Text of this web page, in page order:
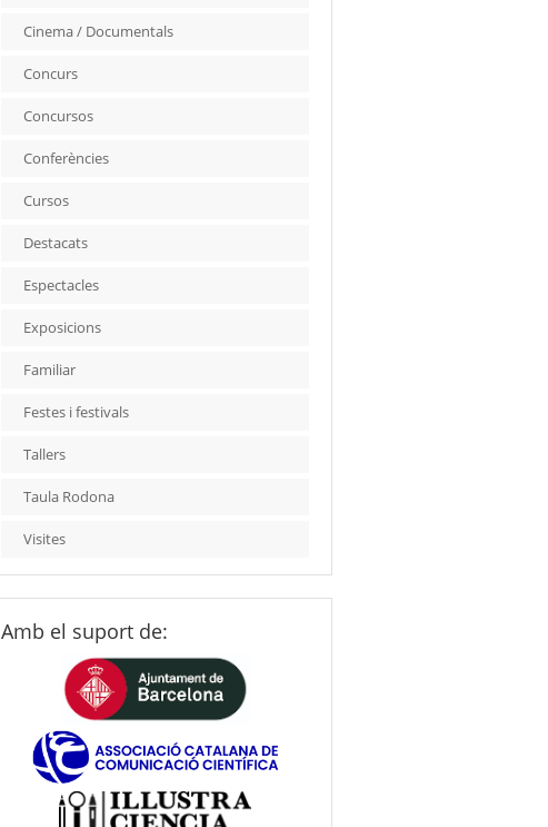
Cinema / Documentals
Concurs
Concursos
Conferències
Cursos
Destacats
Espectacles
Exposicions
Familiar
Festes i festivals
Tallers
Taula Rodona
Visites
Amb el suport de: